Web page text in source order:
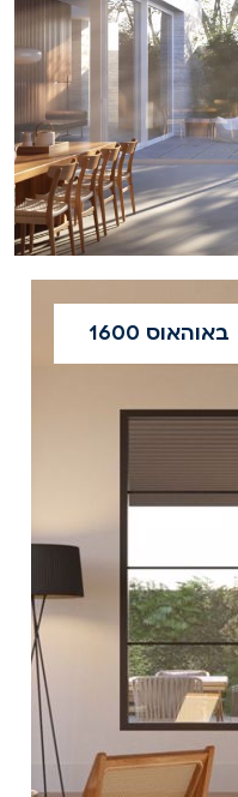
באוהאוס 1600